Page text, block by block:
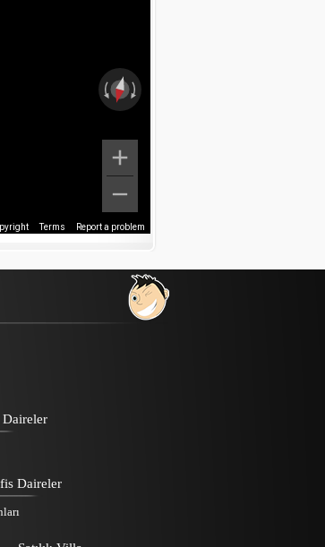
Terms Report a problem
Daireler